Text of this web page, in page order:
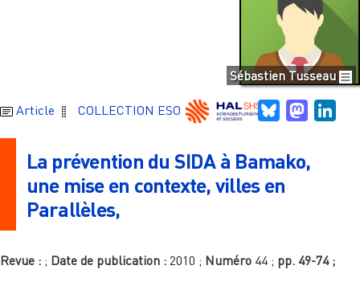
Sébastien Tusseau
Article COLLECTION ESO Bluesky
La prévention du SIDA à Bamako,
une mise en contexte, villes en
Parallèles,
Revue : ; Date de publication : 2010 ; Numéro 44 ; pp. 49-74 ;